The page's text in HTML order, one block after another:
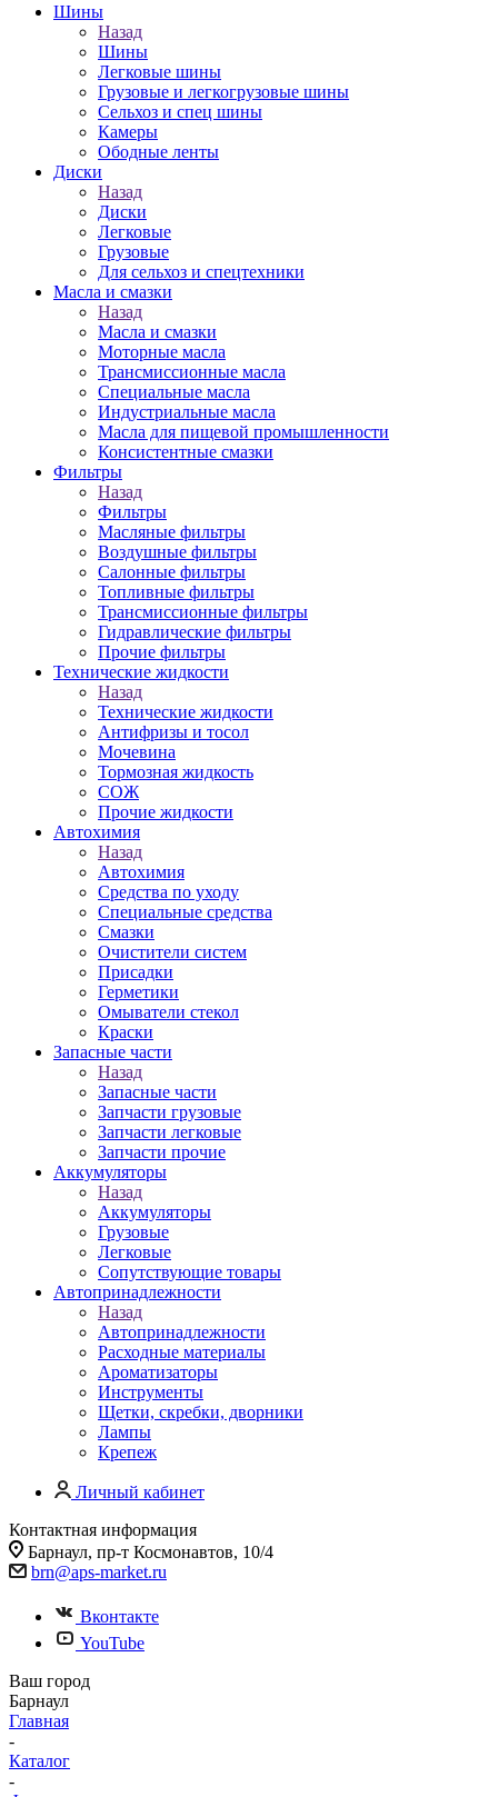
Шины
Назад
Шины
Легковые шины
Грузовые и легкогрузовые шины
Сельхоз и спец шины
Камеры
Ободные ленты
Диски
Назад
Диски
Легковые
Грузовые
Для сельхоз и спецтехники
Масла и смазки
Назад
Масла и смазки
Моторные масла
Трансмиссионные масла
Специальные масла
Индустриальные масла
Масла для пищевой промышленности
Консистентные смазки
Фильтры
Назад
Фильтры
Масляные фильтры
Воздушные фильтры
Салонные фильтры
Топливные фильтры
Трансмиссионные фильтры
Гидравлические фильтры
Прочие фильтры
Технические жидкости
Назад
Технические жидкости
Антифризы и тосол
Мочевина
Тормозная жидкость
СОЖ
Прочие жидкости
Автохимия
Назад
Автохимия
Средства по уходу
Специальные средства
Смазки
Очистители систем
Присадки
Герметики
Омыватели стекол
Краски
Запасные части
Назад
Запасные части
Запчасти грузовые
Запчасти легковые
Запчасти прочие
Аккумуляторы
Назад
Аккумуляторы
Грузовые
Легковые
Сопутствующие товары
Автопринадлежности
Назад
Автопринадлежности
Расходные материалы
Ароматизаторы
Инструменты
Щетки, скребки, дворники
Лампы
Крепеж
Личный кабинет
Контактная информация
Барнаул, пр-т Космонавтов, 10/4
brn@aps-market.ru
Вконтакте
YouTube
Ваш город
Барнаул
Главная
-
Каталог
-